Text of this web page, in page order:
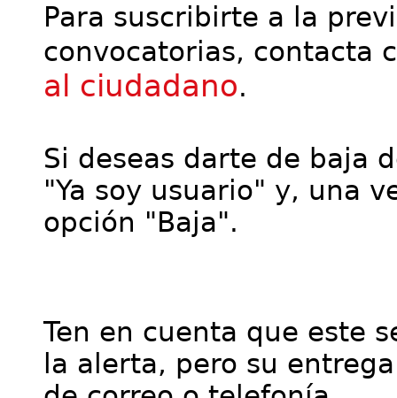
Para suscribirte a la
convocatorias, contacta
al ciudadano.
Si deseas darte de baja
"Ya soy usuario" y, una
opción "Baja".
Ten en cuenta que este
la alerta, pero su